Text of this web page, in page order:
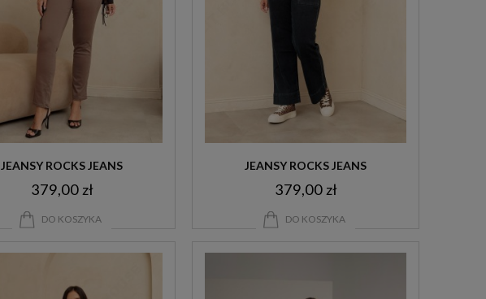
JEANSY ROCKS JEANS
379,00 zł
DO KOSZYKA
JEANSY ROCKS JEANS
379,00 zł
DO KOSZYKA